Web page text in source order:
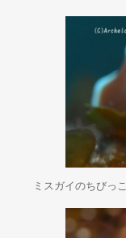
ミスガイのちびっこ